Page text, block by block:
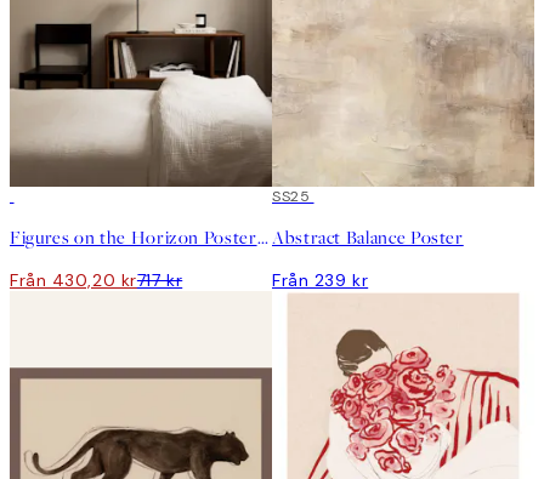
Figures on the Horizon Posterpaket
Från 430,20 kr717 kr
SS25
Abstract Balance Poster
Från 239 kr